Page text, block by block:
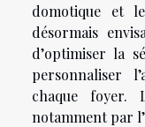
domotique et
désormais
d’optimiser la
personnaliser
chaque foyer.
notamment par